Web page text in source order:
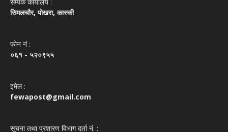
सम्पर्क कार्यालय :
सिमलचौर, पोखरा, कास्की
फोन नं‌ :
०६१ - ५२०९५५
इमेल :
fewapost@gmail.com
सूचना तथा प्रशारण विभाग दर्ता नं. :